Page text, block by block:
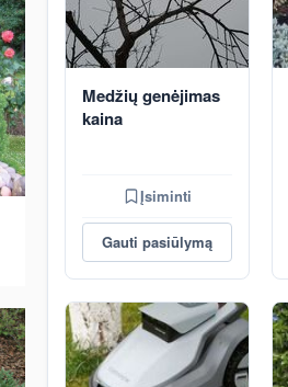
Medžių genėjimas
kaina
Įsiminti
Gauti pasiūlymą